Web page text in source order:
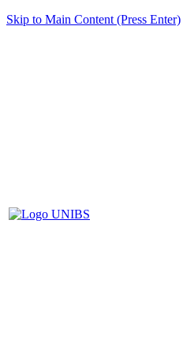
Skip to Main Content (Press Enter)